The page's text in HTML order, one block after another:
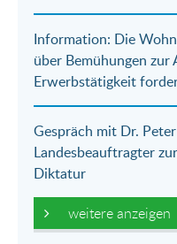
Information: Die
über Bemühungen zur
Erwerbstätigkeit
Gespräch mit Dr.
Landesbeauftragter
Diktatur
weitere anzeigen